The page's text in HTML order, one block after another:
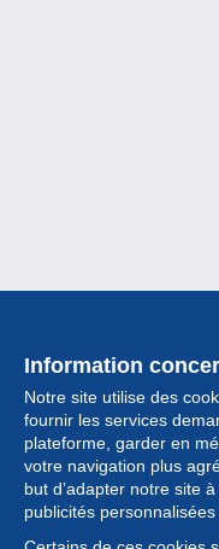
Information
Notre site utilise des
fournir les services
plateforme, garder en
votre navigation plus
but d’adapter notre site
publicités
Collection